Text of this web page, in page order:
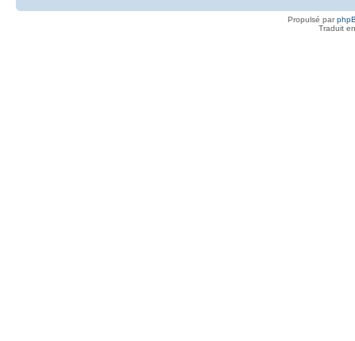
Propulsé par
Traduit